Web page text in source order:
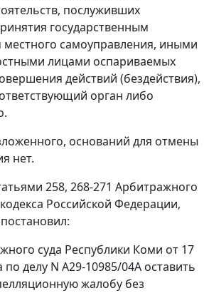
послуживших
государственным
самоуправления, иными
лицами оспариваемых
действий (бездействия),
орган либо
оснований для отмены
нет.
258, 268-271 Арбитражного
Российской Федерации,
суда Республики Коми от 17
по делу N А29-10985/04А оставить
жалобу без